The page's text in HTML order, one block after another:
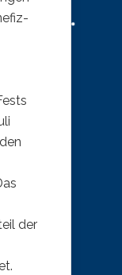
der